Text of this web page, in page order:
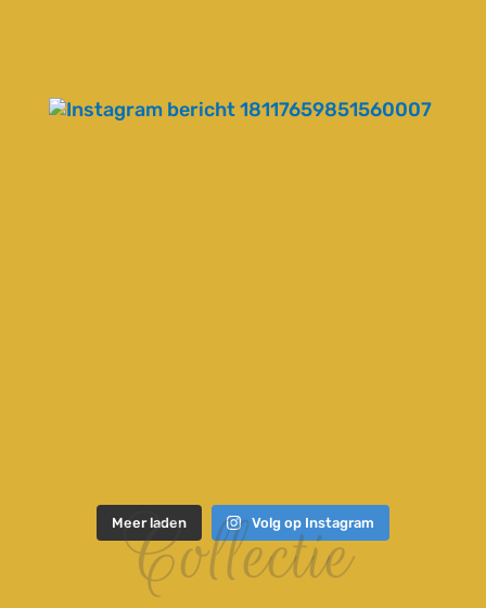
Meer laden Volg op Instagram
Collectie